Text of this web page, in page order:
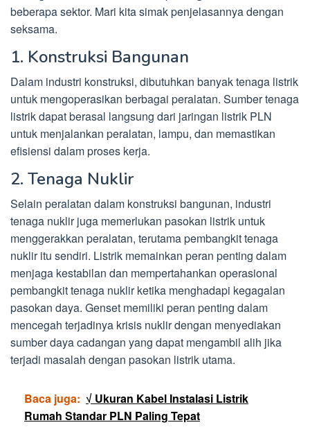
beberapa sektor. Mari kita simak penjelasannya dengan
seksama.
1. Konstruksi Bangunan
Dalam industri konstruksi, dibutuhkan banyak tenaga listrik
untuk mengoperasikan berbagai peralatan. Sumber tenaga
listrik dapat berasal langsung dari jaringan listrik PLN
untuk menjalankan peralatan, lampu, dan memastikan
efisiensi dalam proses kerja.
2. Tenaga Nuklir
Selain peralatan dalam konstruksi bangunan, industri
tenaga nuklir juga memerlukan pasokan listrik untuk
menggerakkan peralatan, terutama pembangkit tenaga
nuklir itu sendiri. Listrik memainkan peran penting dalam
menjaga kestabilan dan mempertahankan operasional
pembangkit tenaga nuklir ketika menghadapi kegagalan
pasokan daya. Genset memiliki peran penting dalam
mencegah terjadinya krisis nuklir dengan menyediakan
sumber daya cadangan yang dapat mengambil alih jika
terjadi masalah dengan pasokan listrik utama.
Baca juga: √ Ukuran Kabel Instalasi Listrik
Rumah Standar PLN Paling Tepat